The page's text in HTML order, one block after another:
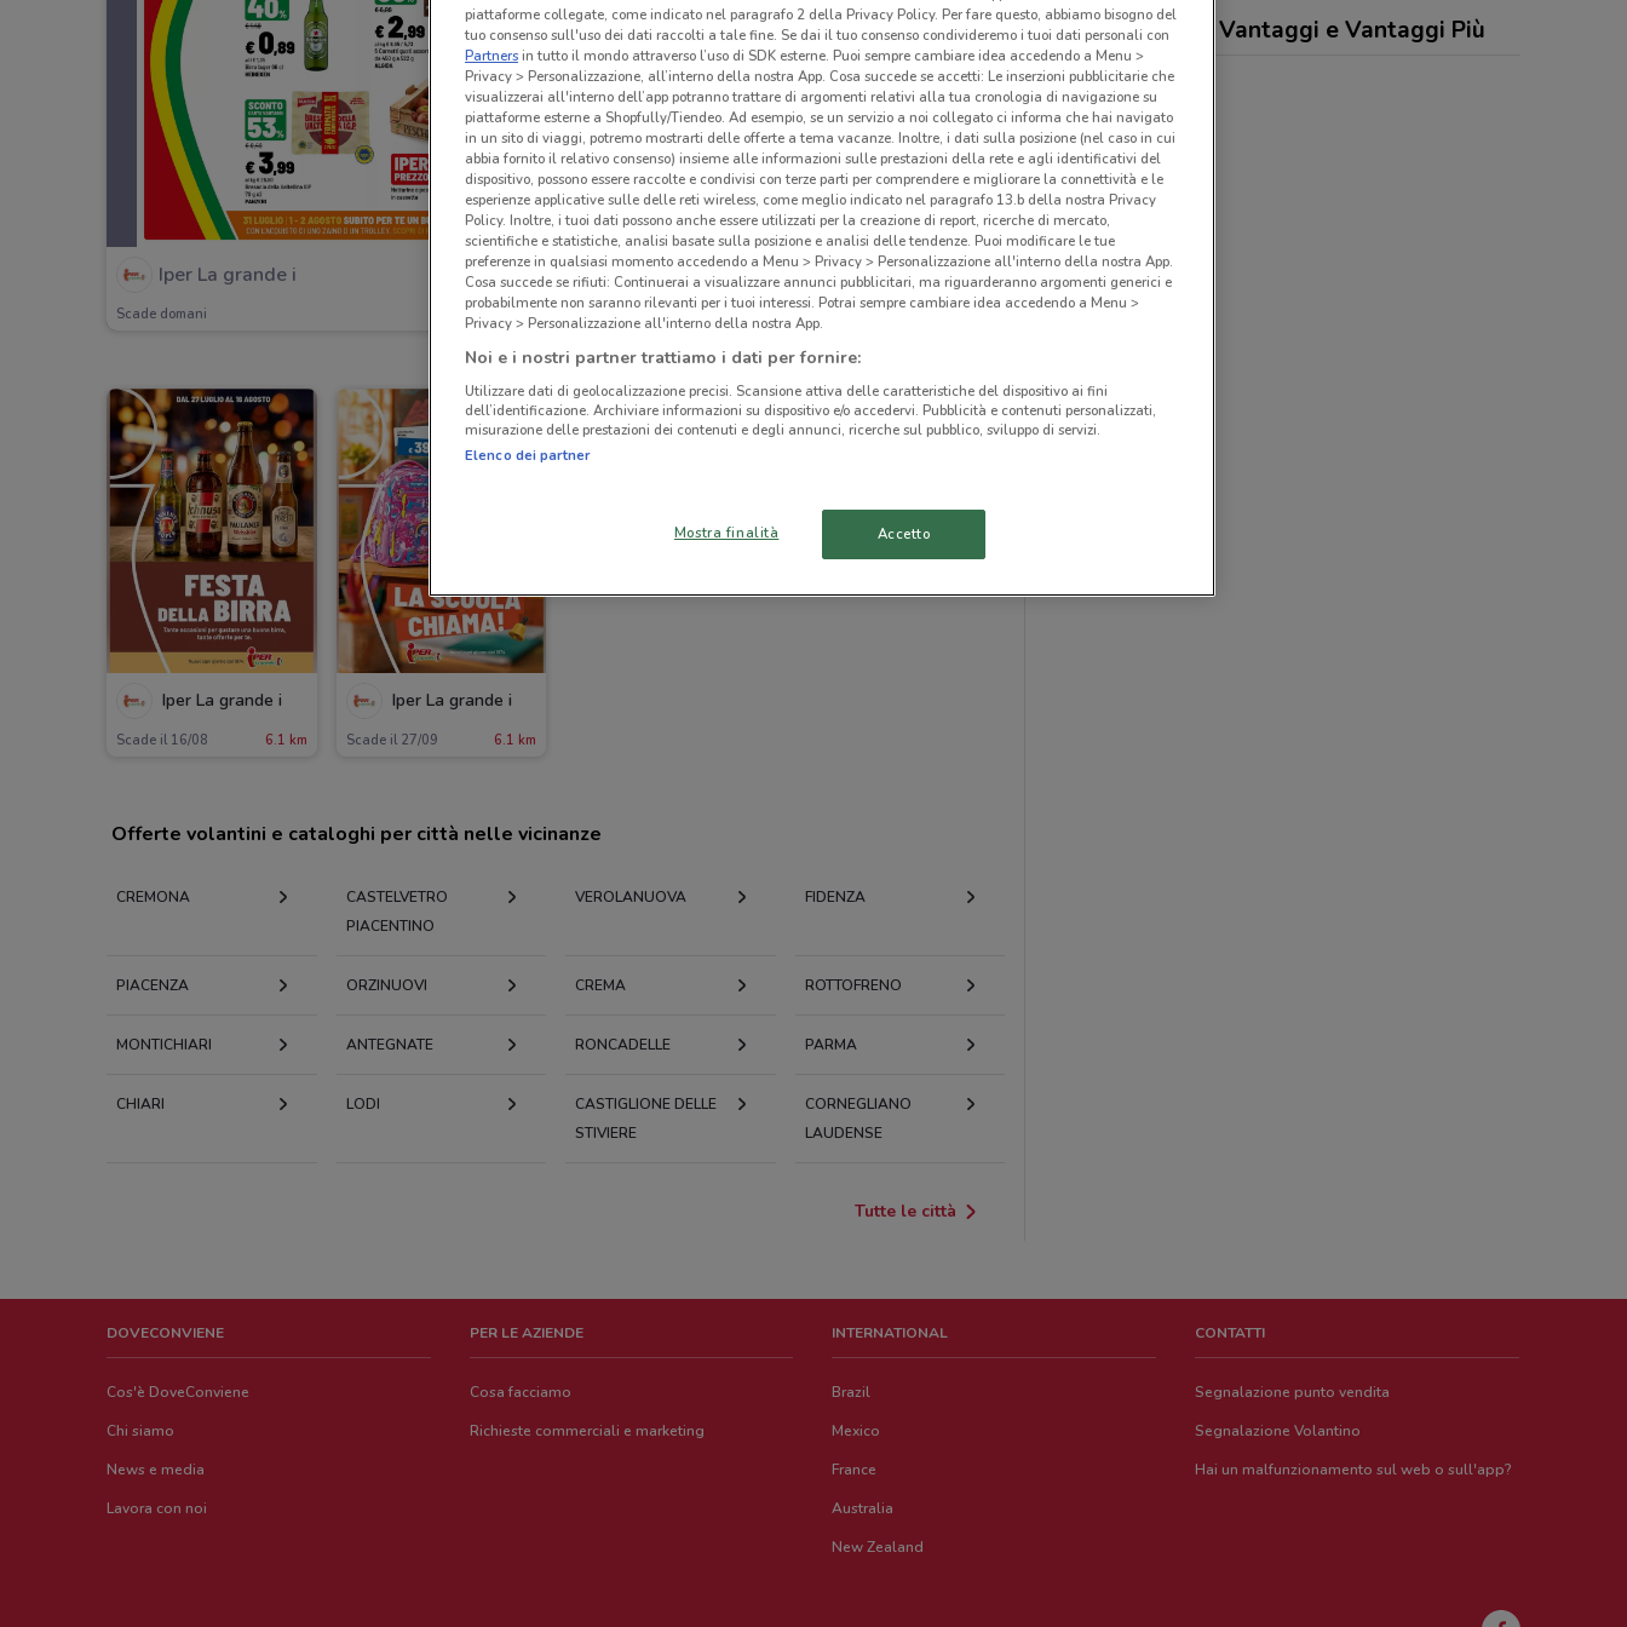
Iper La grande i
Scade domani
Iper La grande i
Scade il 16/08 6.1 km
Iper La grande i
Scade il 27/09 6.1 km
Offerte volantini e cataloghi per città nelle vicinanze
CREMONA
CASTELVETRO
PIACENTINO
VEROLANUOVA FIDENZA
PIACENZA ORZINUOVI CREMA ROTTOFRENO
MONTICHIARI ANTEGNATE RONCADELLE PARMA
CHIARI LODI
CASTIGLIONE DELLE
STIVIERE
CORNEGLIANO
LAUDENSE
Tutte le città
Iperdrive, Carta Vantaggi e Vantaggi Più
DOVECONVIENE
Cos'è DoveConviene
Chi siamo
News e media
Lavora con noi
PER LE AZIENDE
Cosa facciamo
Richieste commerciali e marketing
INTERNATIONAL
Brazil
Mexico
France
Australia
New Zealand
CONTATTI
Segnalazione punto vendita
Segnalazione Volantino
Hai un malfunzionamento sul web o sull'app?
piattaforme collegate, come indicato nel paragrafo 2 della Privacy Policy. Per fare questo, abbiamo bisogno del
tuo consenso sull'uso dei dati raccolti a tale fine. Se dai il tuo consenso condivideremo i tuoi dati personali con
Partnersin tutto il mondo attraverso l’uso di SDK esterne. Puoi sempre cambiare idea accedendo a Menu >
Privacy > Personalizzazione, all’interno della nostra App. Cosa succede se accetti: Le inserzioni pubblicitarie che
visualizzerai all'interno dell’app potranno trattare di argomenti relativi alla tua cronologia di navigazione su
piattaforme esterne a Shopfully/Tiendeo. Ad esempio, se un servizio a noi collegato ci informa che hai navigato
in un sito di viaggi, potremo mostrarti delle offerte a tema vacanze. Inoltre, i dati sulla posizione (nel caso in cui
abbia fornito il relativo consenso) insieme alle informazioni sulle prestazioni della rete e agli identificativi del
dispositivo, possono essere raccolte e condivisi con terze parti per comprendere e migliorare la connettività e le
esperienze applicative sulle delle reti wireless, come meglio indicato nel paragrafo 13.b della nostra Privacy
Policy. Inoltre, i tuoi dati possono anche essere utilizzati per la creazione di report, ricerche di mercato,
scientifiche e statistiche, analisi basate sulla posizione e analisi delle tendenze. Puoi modificare le tue
preferenze in qualsiasi momento accedendo a Menu > Privacy > Personalizzazione all'interno della nostra App.
Cosa succede se rifiuti: Continuerai a visualizzare annunci pubblicitari, ma riguarderanno argomenti generici e
probabilmente non saranno rilevanti per i tuoi interessi. Potrai sempre cambiare idea accedendo a Menu >
Privacy > Personalizzazione all'interno della nostra App.
Noi e i nostri partner trattiamo i dati per fornire:
Utilizzare dati di geolocalizzazione precisi. Scansione attiva delle caratteristiche del dispositivo ai fini
dell’identificazione. Archiviare informazioni su dispositivo e/o accedervi. Pubblicità e contenuti personalizzati,
misurazione delle prestazioni dei contenuti e degli annunci, ricerche sul pubblico, sviluppo di servizi.
Elenco dei partner
Mostra finalità Accetto